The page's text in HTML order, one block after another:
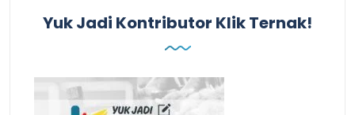
Yuk Jadi Kontributor Klik Ternak!